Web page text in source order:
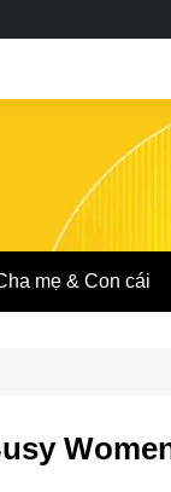
mẹ & Con cái